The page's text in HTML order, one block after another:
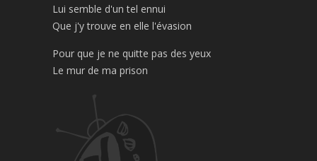
Lui semble d'un tel ennui
Que j'y trouve en elle l'évasion
Pour que je ne quitte pas des yeux
Le mur de ma prison